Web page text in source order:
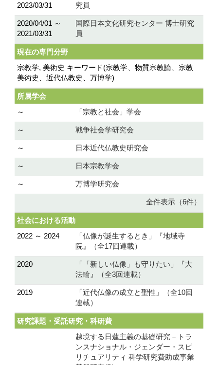
2023/03/31
究員
2020/04/01 ～
2021/03/31
国際日本文化研究センター 博士研究
員
現在の専門分野
宗教学, 美術史 キーワード(宗教学、物質宗教論、宗教
美術史、近代仏教史、万博学)
所属学会
～
「宗教と社会」学会
～ 戦争社会学研究会
～ 日本近代仏教史研究会
～ 日本宗教学会
～ 万博学研究会
全件表示（6件）
社会における活動
2022 ～ 2024
「仏像が誕生するとき」『地域寺
院』（全17回連載）
2020
「「新しい仏像」も守りたい」『大
法輪』（全3回連載）
2019
「近代仏像の成立と聖性」（全10回
連載）
研究課題・受託研究・科研費
越境する日蓮主義の基礎研究－トラ
ンスナショナル・ジェンダー・スピ
リチュアリティ 科学研究費助成事業